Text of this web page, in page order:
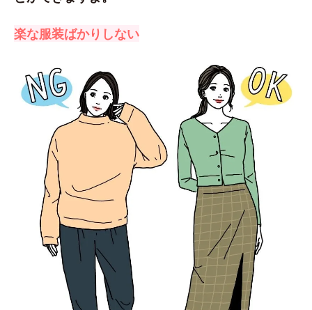
楽な服装ばかりしない